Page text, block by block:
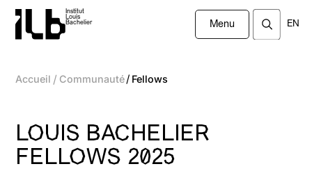
Institut
Louis
Bachelier
Menu EN
Accueil / Communauté/ Fellows
LOUIS BACHELIER
FELLOWS 2025